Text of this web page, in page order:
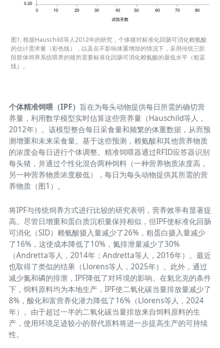
图1. 根据Hauschild等人2012年的研究，个体猪对标准化回肠可消化赖氨酸
的估计需求量（彩色线），以及在不影响体重增加的情况下，采用传统三阶
段群体饲养系统喂养的猪所需要标准化回肠可消化赖氨酸的最低水平（粗蓝
线）。
个体精准饲喂（IPF） 旨在为每头动物提供每日所需的确切营
养量，利用数学模型实时估算这些营养量（Hauschild等人，
2012年）。该模型整合每日采食量和频繁的体重数据，从而预
测增重和未来采食量。基于这些预测，赖氨酸和其他营养物质
的浓度会每日进行个体调整。精准饲喂器通过RFID应答器识别
每头猪，并通过个性化混合两种饲料（一种营养物质浓度高，
另一种营养物质浓度极低），每日为每头动物提供其所需的营
养物质（图1）。
将IPF与传统饲养方式进行比较的研究表明，营养效率有显著提
高。尽管日增重和蛋白质沉积量保持相似，但IPF使标准化回肠
可消化（SID）赖氨酸摄入量减少了26%，粗蛋白摄入量减少
了16%，这使成本降低了10%，氮排泄量减少了30%
（Andretta等人，2014年；Andretta等人，2016年）。最近
也取得了类似的结果（Llorens等人，2025年）。此外，通过
减少氮和磷的排泄，IPF降低了对环境的影响。在魁北克的条件
下，饲料原料均为本地生产，IPF使二氧化碳当量排放量减少了
8%，酸化和富营养化潜力降低了16%（Llorens等人，2024
年）。由于超过一半的二氧化碳当量排放来自饲料原料的生
产，使用环境足迹较小的替代原料将进一步提高生产的可持续
性。